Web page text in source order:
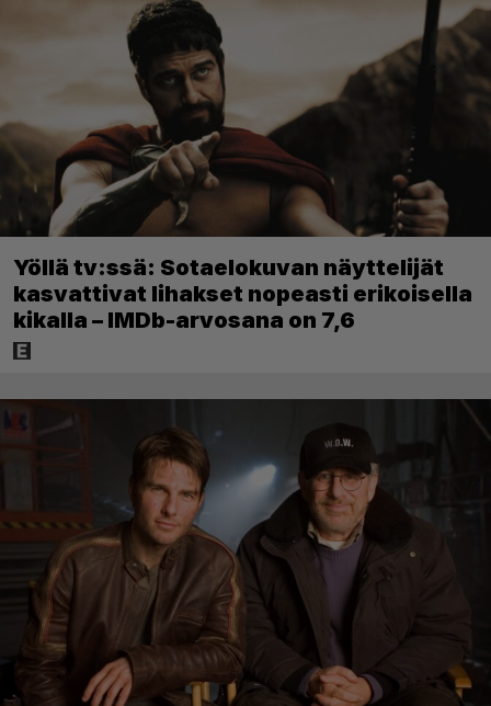
Yöllä tv:ssä: Sotaelokuvan näyttelijät
kasvattivat lihakset nopeasti erikoisella
kikalla – IMDb-arvosana on 7,6